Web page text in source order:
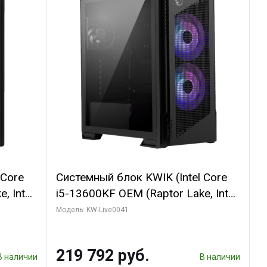
Intel
наличии
Системный блок KWIK (Intel Core
i5-13600KF OEM (Raptor Lake, Intel
7, C14 8EC/6PC/ 16 ГБ ОЗУ (2
256bit 3xDP HD/ 512 ГБ SSD)
Модель: KW-Live0041
219 792 руб. В наличии